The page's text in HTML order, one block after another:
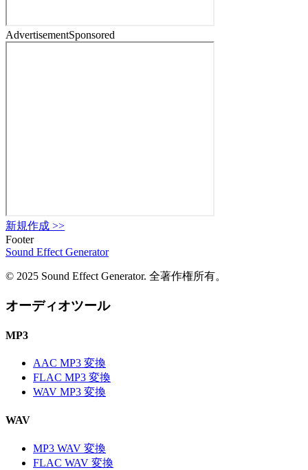
AdvertisementSponsored
新規作成 >>
Footer
Sound Effect Generator
© 2025 Sound Effect Generator. 全著作権所有。
オーディオツール
MP3
AAC MP3 変換
FLAC MP3 変換
WAV MP3 変換
WAV
MP3 WAV 変換
FLAC WAV 変換